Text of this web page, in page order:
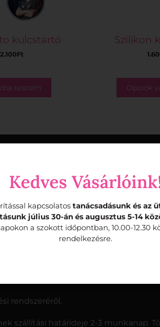
kulcstartó
2.100Ft
teszem
Szilikon
Opciók
rendszeréről.
szállítási határideje 2-3 munkanap.
Kedves
kapcsolatos tanácsadásunk és az
július 30-án és augusztus 5-14
a szokott időpontban, 10.00-12.30
rendelkezésre.